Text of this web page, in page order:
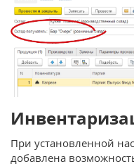
При установленной
добавлена